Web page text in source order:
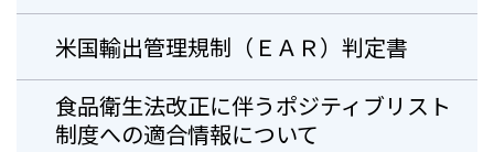
米国輸出管理規制（ＥＡＲ）判定書
⾷品衛⽣法改正に伴うポジティブリスト
制度への適合情報について